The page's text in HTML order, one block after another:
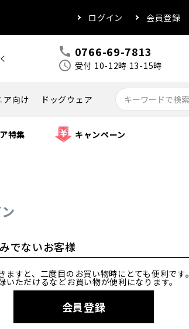
ログイン 会員登録
call 0766-69-7813
schedule 受付 10-12時 13-15時
ア向け ドッグウェア
特集 キャンペーン
でないお客様
すと、二度目のお買い物時にとても便利です。
いただけるなどお買い物が便利になります。
会員登録